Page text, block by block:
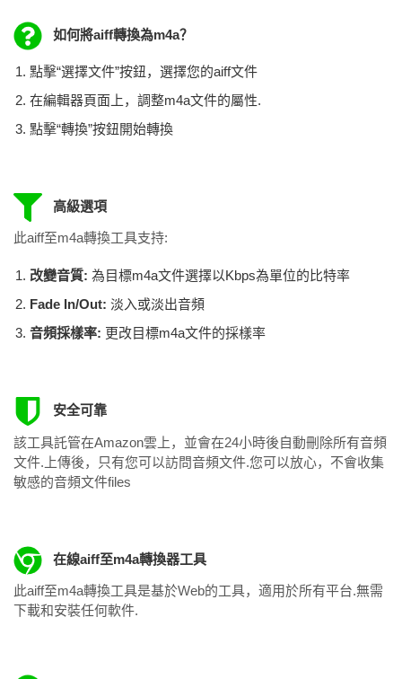
如何將aiff轉換為m4a？
點擊“選擇文件”按鈕，選擇您的aiff文件
在編輯器頁面上，調整m4a文件的屬性.
點擊“轉換”按鈕開始轉換
高級選項
此aiff至m4a轉換工具支持:
改變音質: 為目標m4a文件選擇以Kbps為單位的比特率
Fade In/Out: 淡入或淡出音頻
音頻採樣率: 更改目標m4a文件的採樣率
安全可靠
該工具託管在Amazon雲上，並會在24小時後自動刪除所有音頻
文件.上傳後，只有您可以訪問音頻文件.您可以放心，不會收集
敏感的音頻文件files
在線aiff至m4a轉換器工具
此aiff至m4a轉換工具是基於Web的工具，適用於所有平台.無需
下載和安裝任何軟件.